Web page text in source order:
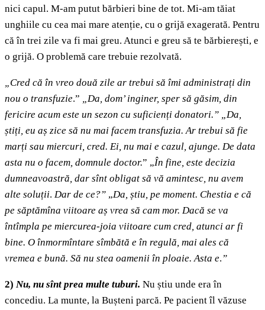
nici capul. M-am putut bărbieri bine de tot. Mi-am tăiat
unghiile cu cea mai mare atenție, cu o grijă exagerată. Pentru
că în trei zile va fi mai greu. Atunci e greu să te bărbierești, e
o grijă. O problemă care trebuie rezolvată.
„Cred că în vreo două zile ar trebui să îmi administrați din
nou o transfuzie.” „Da, dom’ inginer, sper să găsim, din
fericire acum este un sezon cu suficienți donatori.” „Da,
știți, eu aș zice să nu mai facem transfuzia. Ar trebui să fie
marți sau miercuri, cred. Ei, nu mai e cazul, ajunge. De data
asta nu o facem, domnule doctor.” „În fine, este decizia
dumneavoastră, dar sînt obligat să vă amintesc, nu avem
alte soluții. Dar de ce?” „Da, știu, pe moment. Chestia e că
pe săptămîna viitoare aș vrea să cam mor. Dacă se va
întîmpla pe miercurea-joia viitoare cum cred, atunci ar fi
bine. O înmormîntare sîmbătă e în regulă, mai ales că
vremea e bună. Să nu stea oamenii în ploaie. Asta e.”
2) Nu, nu sînt prea multe tuburi. Nu știu unde era în
concediu. La munte, la Bușteni parcă. Pe pacient îl văzuse